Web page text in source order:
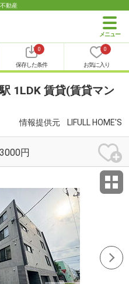
動産
0
保存した条件
0
お気に入り
1LDK 賃貸(賃貸マン
情報提供元 LIFULL HOME'S
円